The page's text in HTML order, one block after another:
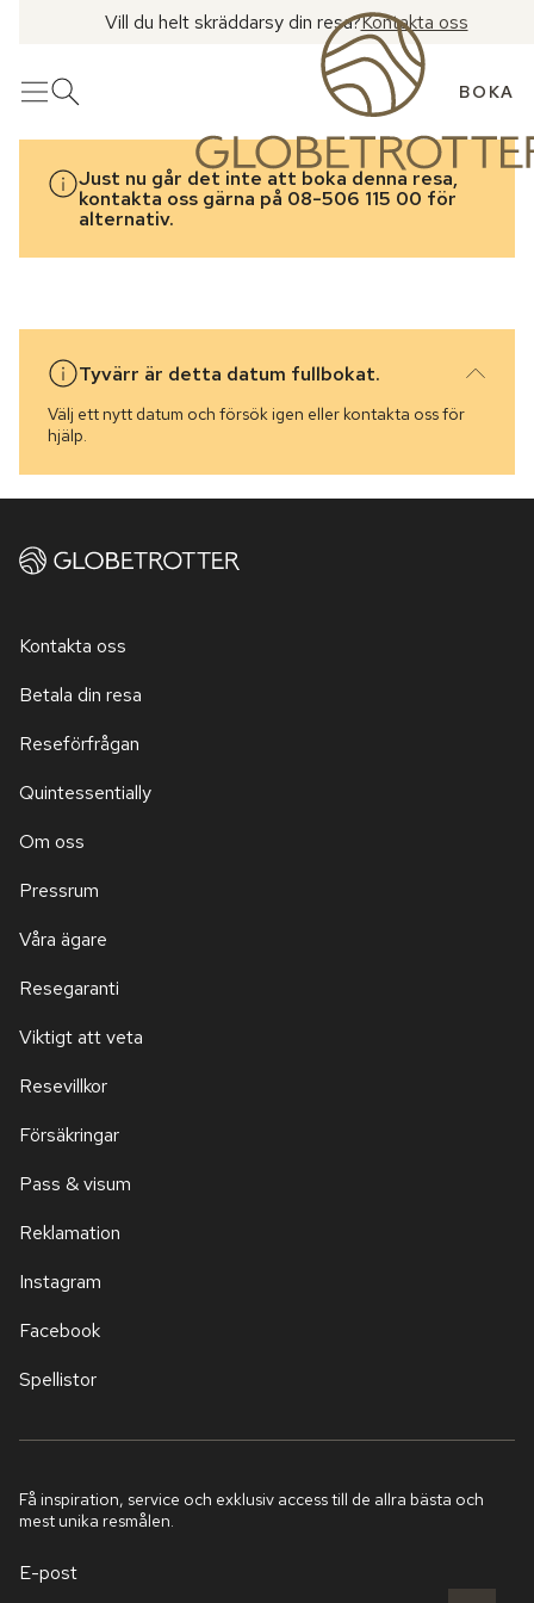
Vill du helt skräddarsy din resa?Kontakta oss
MenyÖppna sök BOKA
Just nu går det inte att boka denna resa,
kontakta oss gärna på 08-506 115 00 för
alternativ.
Tyvärr är detta datum fullbokat.
Välj ett nytt datum och försök igen eller kontakta oss för
hjälp.
Kontakta oss
Betala din resa
Reseförfrågan
Quintessentially
Om oss
Pressrum
Våra ägare
Resegaranti
Viktigt att veta
Resevillkor
Försäkringar
Pass & visum
Reklamation
Instagram
Facebook
Spellistor
Få inspiration, service och exklusiv access till de allra bästa och
mest unika resmålen.
E-post